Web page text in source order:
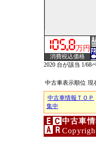
万円
消費税込価格
2020 台が該当 1/68
中古車表示順位 現
中古車情報ＴＯＰ
集中
中古車